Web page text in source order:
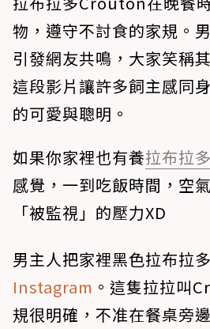
物，遵守不討食的家規。
引發網友共鳴，大家笑稱
這段影片讓許多飼主感同
的可愛與聰明。
如果你家裡也有養拉布拉多
感覺，一到吃飯時間，空
「被監視」的壓力XD
男主人把家裡黑色拉布拉
Instagram 。這隻拉拉叫
規很明確，不准在餐桌旁